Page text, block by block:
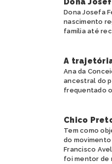
Dona Josefa
nascimento
família até
A
Ana da
ancestral do
frequentado
Chico
Tem como
do
Francisco
foi mentor de